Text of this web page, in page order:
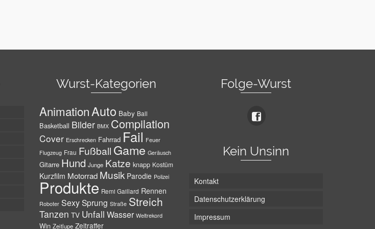
Wurst-Kategorien
AnimationAuto Baby Ball
Basketball Bilder BMX Compilation
Cover Erschrecken Fahrrad Fail Feuer
Flugzeug Frau Fußball Game Geräusch
Gitarre Hund Junge Katze knapp Kostüm
Kurzfilm Motorrad Musik Parodie Polizei
Produkte Remi Gaillard Rennen
Roboter SexySprung Straße Streich
Tanzen TV Unfall Wasser Weltrekord
Win Zeitlupe Zeitraffer
Folge-Wurst
Kein Unsinn
Kontakt
Datenschutzerklärung
Impressum